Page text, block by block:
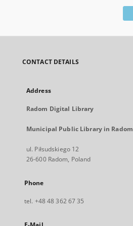
CONTACT DETAILS
Address
Radom Digital Library
Municipal Public Library in Radom
ul. Piłsudskiego 12
26-600 Radom, Poland
Phone
tel. +48 48 362 67 35